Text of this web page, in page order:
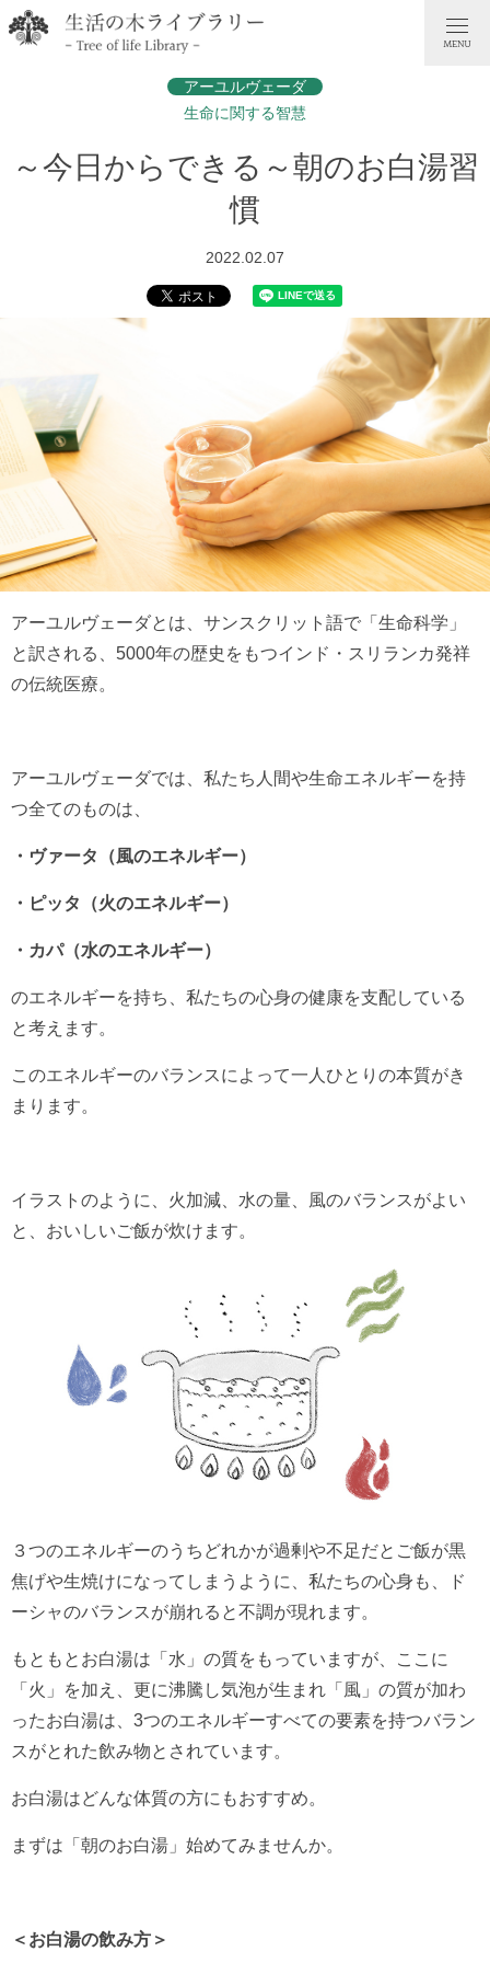
アーユルヴェーダ
生命に関する智慧
～今日からできる～朝のお白湯習
慣
2022.02.07
アーユルヴェーダとは、サンスクリット語で「生命科学」
と訳される、5000年の歴史をもつインド・スリランカ発祥
の伝統医療。
アーユルヴェーダでは、私たち人間や生命エネルギーを持
つ全てのものは、
・ヴァータ（風のエネルギー）
・ピッタ（火のエネルギー）
・カパ（水のエネルギー）
のエネルギーを持ち、私たちの心身の健康を支配している
と考えます。
このエネルギーのバランスによって一人ひとりの本質がき
まります。
イラストのように、火加減、水の量、風のバランスがよい
と、おいしいご飯が炊けます。
３つのエネルギーのうちどれかが過剰や不足だとご飯が黒
焦げや生焼けになってしまうように、私たちの心身も、ド
ーシャのバランスが崩れると不調が現れます。
もともとお白湯は「水」の質をもっていますが、ここに
「火」を加え、更に沸騰し気泡が生まれ「風」の質が加わ
ったお白湯は、3つのエネルギーすべての要素を持つバラン
スがとれた飲み物とされています。
お白湯はどんな体質の方にもおすすめ。
まずは「朝のお白湯」始めてみませんか。
＜お白湯の飲み方＞